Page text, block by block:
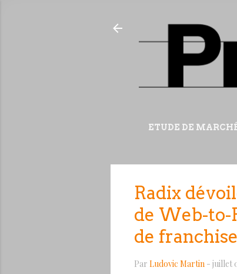
ETUDE DE
Radix
de Web-
de
Par Ludovic Martin - juillet